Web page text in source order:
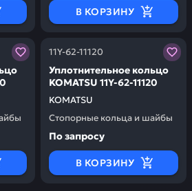
В КОРЗИНУ
у нас, вы получаете гарантию
11Y-62-11120
KOMATSU
Уплотнительное кольцо
KOMATSU 11Y-62-11120
Стопорные кольца и шайбы
Заказывая запчасти у
По запросу
В КОРЗИНУ